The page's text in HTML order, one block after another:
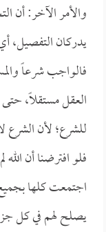
والأمر الآخر: أن
يدركان
فالواجب شرعاً
العقل مستقلاً،
للشرع؛ لأن الشرع
فلو افترضنا أن
اجتمعت كلها
يصلح لهم في كل